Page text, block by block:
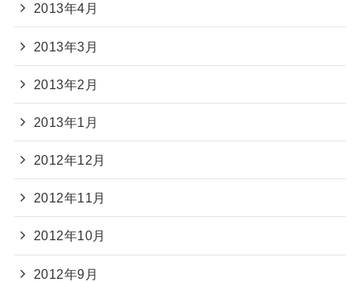
2013年4月
2013年3月
2013年2月
2013年1月
2012年12月
2012年11月
2012年10月
2012年9月